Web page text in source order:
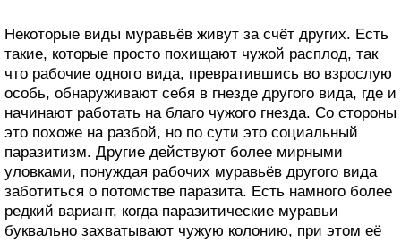
Некоторые виды муравьёв живут за счёт других. Есть
такие, которые просто похищают чужой расплод, так
что рабочие одного вида, превратившись во взрослую
особь, обнаруживают себя в гнезде другого вида, где и
начинают работать на благо чужого гнезда. Со стороны
это похоже на разбой, но по сути это социальный
паразитизм. Другие действуют более мирными
уловками, понуждая рабочих муравьёв другого вида
заботиться о потомстве паразита. Есть намного более
редкий вариант, когда паразитические муравьи
буквально захватывают чужую колонию, при этом её